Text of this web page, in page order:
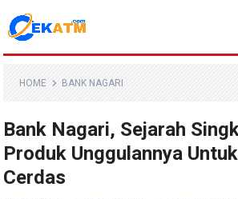
HOME BANK NAGARI
Bank Nagari, Sejarah
Produk Unggulannya
Cerdas